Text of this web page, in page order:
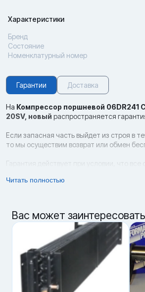
Характеристики
Бренд
Состояние
Номенклатурный номер
Гарантии Доставка
На Компрессор поршневой 06DR241
20SV, новый распространяется
Если запасная часть выйдет из строя в
то мы осуществим возврат или обмен
Гарантия действует при условии, что все
соблюдены правила эксплуатации, а
Возврат и обмен новых запчастей
даты приобретения товара при условии,
потребительские свойства, нет следов
целостность, комплектация и товарный
Читать полностью
Вас может заинтересовать